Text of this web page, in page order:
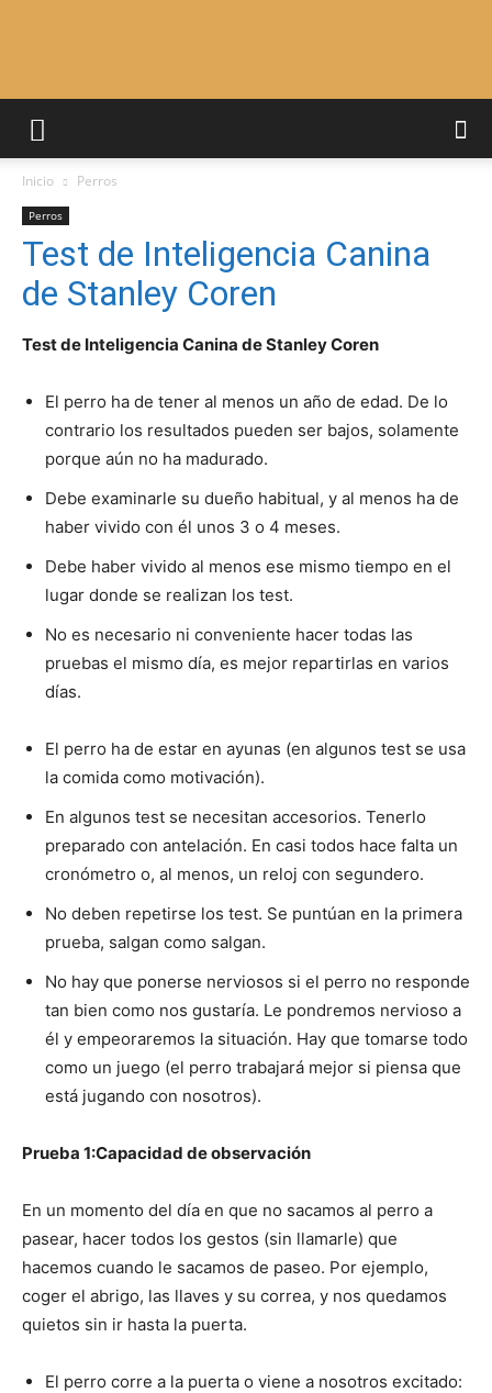
Adiestrar
Razas
de
Cachorros
Inicio Perros
Perros
Test de Inteligencia Canina
de Stanley Coren
Test de Inteligencia Canina de Stanley Coren
El perro ha de tener al menos un año de edad. De lo
contrario los resultados pueden ser bajos, solamente
porque aún no ha madurado.
Debe examinarle su dueño habitual, y al menos ha de
haber vivido con él unos 3 o 4 meses.
Debe haber vivido al menos ese mismo tiempo en el
lugar donde se realizan los test.
No es necesario ni conveniente hacer todas las
pruebas el mismo día, es mejor repartirlas en varios
días.
El perro ha de estar en ayunas (en algunos test se usa
la comida como motivación).
En algunos test se necesitan accesorios. Tenerlo
preparado con antelación. En casi todos hace falta un
cronómetro o, al menos, un reloj con segundero.
No deben repetirse los test. Se puntúan en la primera
prueba, salgan como salgan.
No hay que ponerse nerviosos si el perro no responde
tan bien como nos gustaría. Le pondremos nervioso a
él y empeoraremos la situación. Hay que tomarse todo
como un juego (el perro trabajará mejor si piensa que
está jugando con nosotros).
Prueba 1:Capacidad de observación
En un momento del día en que no sacamos al perro a
pasear, hacer todos los gestos (sin llamarle) que
hacemos cuando le sacamos de paseo. Por ejemplo,
coger el abrigo, las llaves y su correa, y nos quedamos
quietos sin ir hasta la puerta.
El perro corre a la puerta o viene a nosotros excitado: